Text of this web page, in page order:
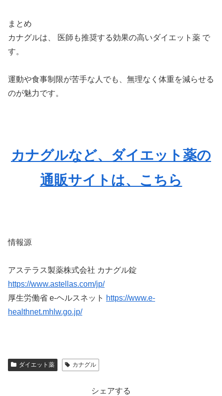
まとめ
カナグルは、 医師も推奨する効果の高いダイエット薬 で
す。
運動や食事制限が苦手な人でも、無理なく体重を減らせる
のが魅力です。
カナグルなど、ダイエット薬の
通販サイトは、こちら
情報源
アステラス製薬株式会社 カナグル錠
https://www.astellas.com/jp/
厚生労働省 e-ヘルスネット https://www.e-
healthnet.mhlw.go.jp/
ダイエット薬 カナグル
シェアする